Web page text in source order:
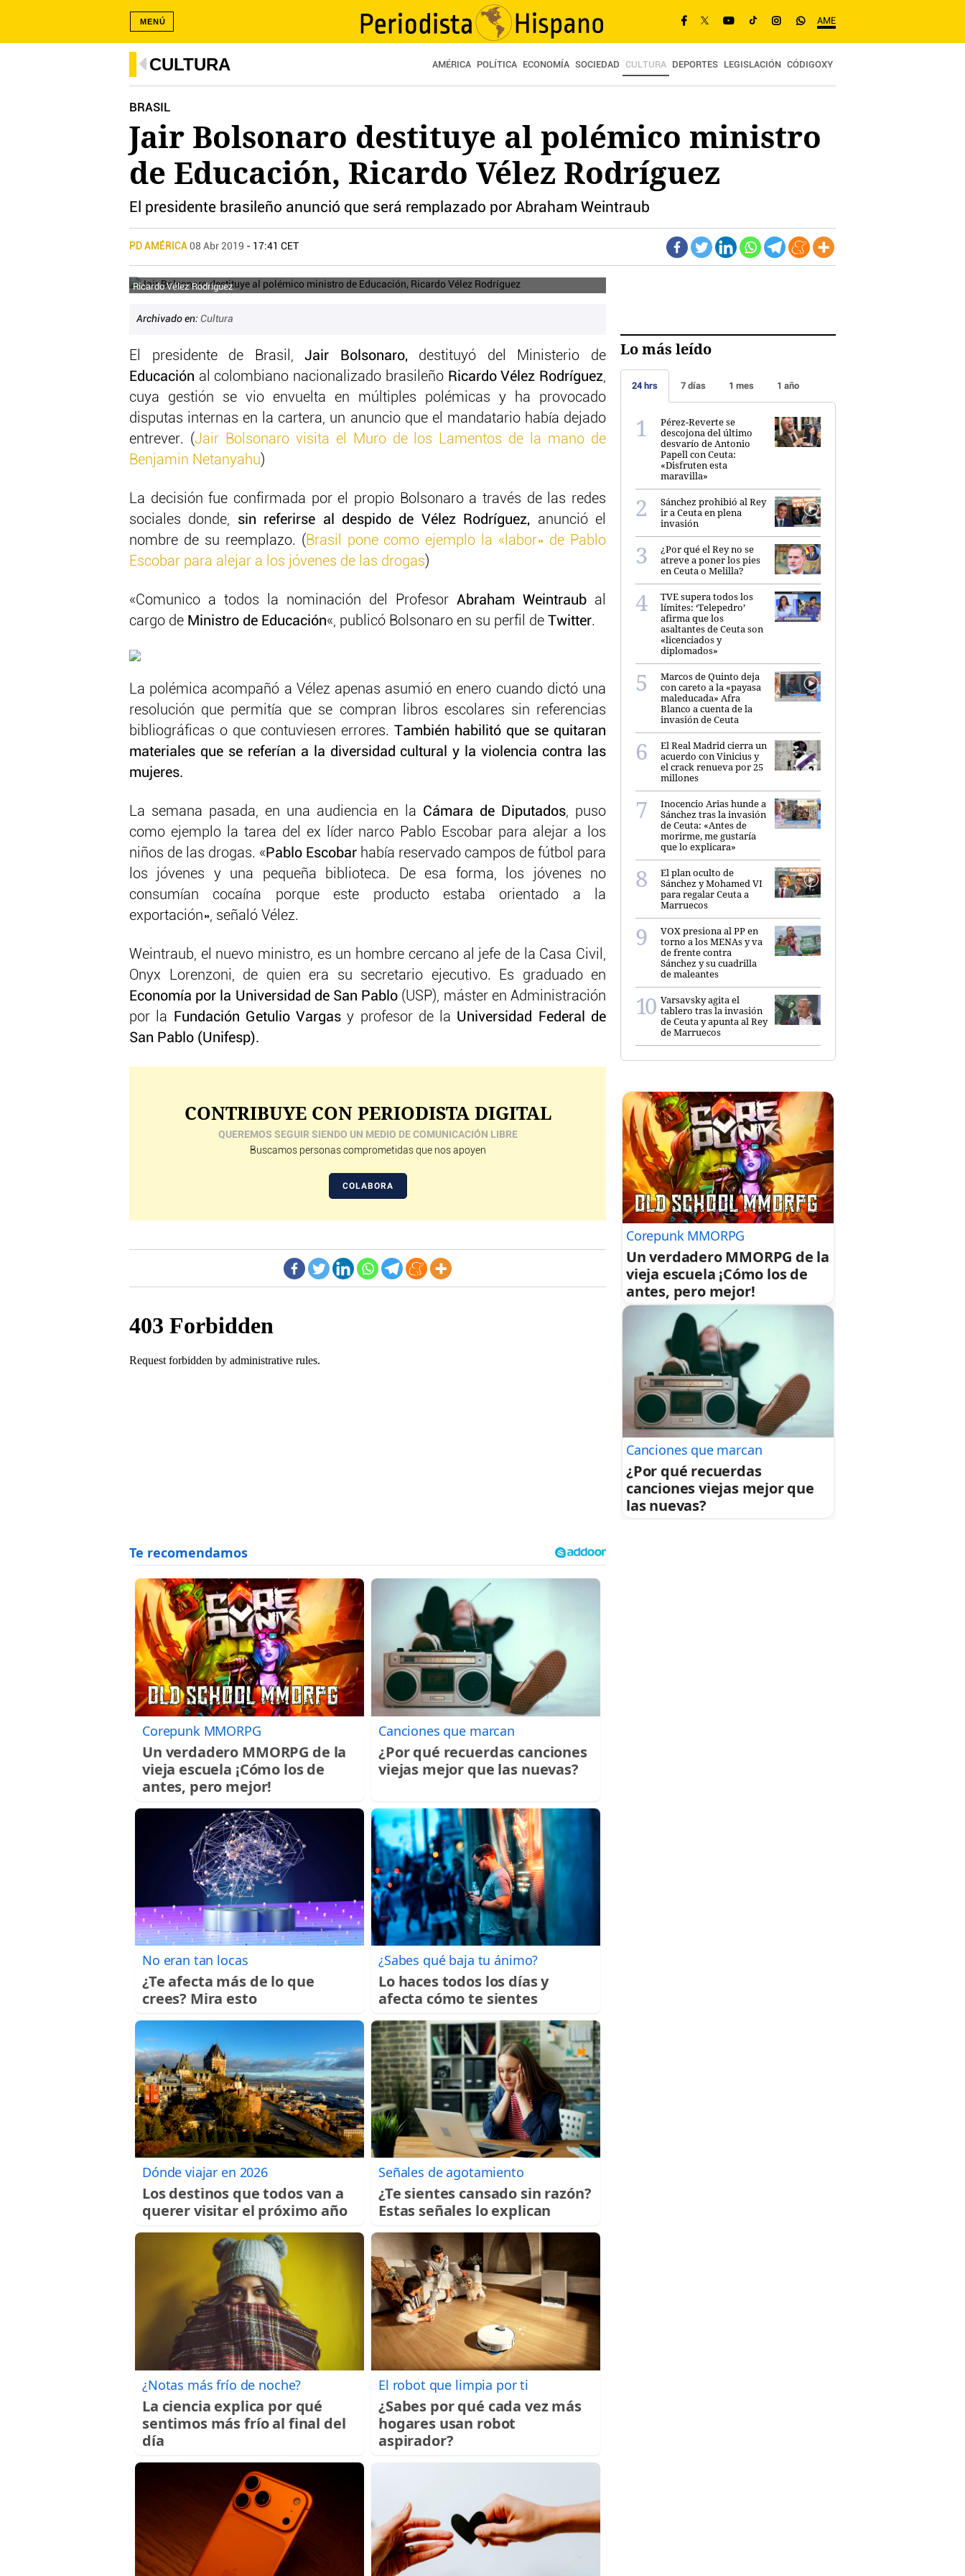
AME
MENÚ
CULTURA AMÉRICA POLÍTICA ECONOMÍA SOCIEDAD CULTURA DEPORTES LEGISLACIÓN CÓDIGOXY
BRASIL
Jair Bolsonaro destituye al polémico ministro
de Educación, Ricardo Vélez Rodríguez
El presidente brasileño anunció que será remplazado por Abraham Weintraub
PD AMÉRICA 08 Abr 2019 - 17:41 CET
Ricardo Vélez Rodríguez
Archivado en: Cultura
El presidente de Brasil, Jair Bolsonaro, destituyó del Ministerio de
Educación al colombiano nacionalizado brasileño Ricardo Vélez Rodríguez,
cuya gestión se vio envuelta en múltiples polémicas y ha provocado
disputas internas en la cartera, un anuncio que el mandatario había dejado
entrever. (Jair Bolsonaro visita el Muro de los Lamentos de la mano de
Benjamin Netanyahu)
La decisión fue confirmada por el propio Bolsonaro a través de las redes
sociales donde, sin referirse al despido de Vélez Rodríguez, anunció el
nombre de su reemplazo. ( Brasil pone como ejemplo la «labor» de Pablo
Escobar para alejar a los jóvenes de las drogas)
«Comunico a todos la nominación del Profesor Abraham Weintraub al
cargo de Ministro de Educación«, publicó Bolsonaro en su perfil de Twitter.
La polémica acompañó a Vélez apenas asumió en enero cuando dictó una
resolución que permitía que se compran libros escolares sin referencias
bibliográficas o que contuviesen errores. También habilitó que se quitaran
materiales que se referían a la diversidad cultural y la violencia contra las
mujeres.
La semana pasada, en una audiencia en la Cámara de Diputados, puso
como ejemplo la tarea del ex líder narco Pablo Escobar para alejar a los
niños de las drogas. « Pablo Escobar había reservado campos de fútbol para
los jóvenes y una pequeña biblioteca. De esa forma, los jóvenes no
consumían cocaína porque este producto estaba orientado a la
exportación», señaló Vélez.
Weintraub, el nuevo ministro, es un hombre cercano al jefe de la Casa Civil,
Onyx Lorenzoni, de quien era su secretario ejecutivo. Es graduado en
Economía por la Universidad de San Pablo (USP), máster en Administración
por la Fundación Getulio Vargasy profesor de la Universidad Federal de
San Pablo (Unifesp).
CONTRIBUYE CON PERIODISTA DIGITAL
QUEREMOS SEGUIR SIENDO UN MEDIO DE COMUNICACIÓN LIBRE
Buscamos personas comprometidas que nos apoyen
COLABORA
Corepunk MMORPG
Un verdadero MMORPG de la
vieja escuela ¡Cómo los de
antes, pero mejor!
Canciones que marcan
¿Por qué recuerdas canciones
viejas mejor que las nuevas?
No eran tan locas
¿Te afecta más de lo que
crees? Mira esto
¿Sabes qué baja tu ánimo?
Lo haces todos los días y
afecta cómo te sientes
Dónde viajar en 2026
Los destinos que todos van a
querer visitar el próximo año
Señales de agotamiento
¿Te sientes cansado sin razón?
Estas señales lo explican
¿Notas más frío de noche?
La ciencia explica por qué
sentimos más frío al final del
día
El robot que limpia por ti
¿Sabes por qué cada vez más
hogares usan robot
aspirador?
Lo más leído
24 hrs 7 días 1 mes 1 año
Pérez-Reverte se
descojona del último
desvarío de Antonio
Papell con Ceuta:
«Disfruten esta
maravilla»
Sánchez prohibió al Rey
ir a Ceuta en plena
invasión
¿Por qué el Rey no se
atreve a poner los pies
en Ceuta o Melilla?
TVE supera todos los
límites: ‘Telepedro’
afirma que los
asaltantes de Ceuta son
«licenciados y
diplomados»
Marcos de Quinto deja
con careto a la «payasa
maleducada» Afra
Blanco a cuenta de la
invasión de Ceuta
El Real Madrid cierra un
acuerdo con Vinicius y
el crack renueva por 25
millones
Inocencio Arias hunde a
Sánchez tras la invasión
de Ceuta: «Antes de
morirme, me gustaría
que lo explicara»
El plan oculto de
Sánchez y Mohamed VI
para regalar Ceuta a
Marruecos
VOX presiona al PP en
torno a los MENAs y va
de frente contra
Sánchez y su cuadrilla
de maleantes
Varsavsky agita el
tablero tras la invasión
de Ceuta y apunta al Rey
de Marruecos
Corepunk MMORPG
Un verdadero MMORPG de la
vieja escuela ¡Cómo los de
antes, pero mejor!
Canciones que marcan
¿Por qué recuerdas
canciones viejas mejor que
las nuevas?